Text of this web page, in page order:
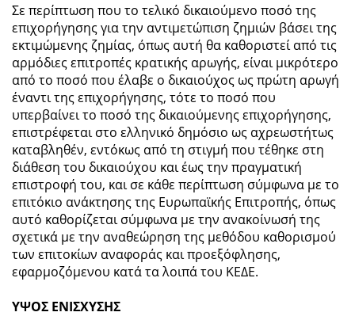
Σε περίπτωση που το τελικό δικαιούμενο ποσό της
επιχορήγησης για την αντιμετώπιση ζημιών βάσει της
εκτιμώμενης ζημίας, όπως αυτή θα καθοριστεί από τις
αρμόδιες επιτροπές κρατικής αρωγής, είναι μικρότερο
από το ποσό που έλαβε ο δικαιούχος ως πρώτη αρωγή
έναντι της επιχορήγησης, τότε το ποσό που
υπερβαίνει το ποσό της δικαιούμενης επιχορήγησης,
επιστρέφεται στο ελληνικό δημόσιο ως αχρεωστήτως
καταβληθέν, εντόκως από τη στιγμή που τέθηκε στη
διάθεση του δικαιούχου και έως την πραγματική
επιστροφή του, και σε κάθε περίπτωση σύμφωνα με το
επιτόκιο ανάκτησης της Ευρωπαϊκής Επιτροπής, όπως
αυτό καθορίζεται σύμφωνα με την ανακοίνωσή της
σχετικά με την αναθεώρηση της μεθόδου καθορισμού
των επιτοκίων αναφοράς και προεξόφλησης,
εφαρμοζόμενου κατά τα λοιπά του ΚΕΔΕ.
ΥΨΟΣ ΕΝΙΣΧΥΣΗΣ